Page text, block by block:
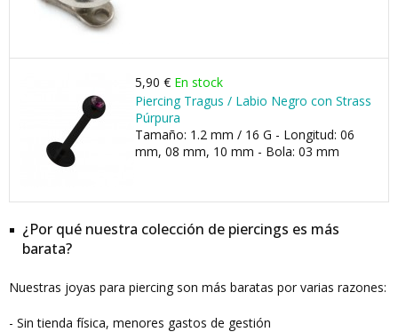
5,90 € En stock
Piercing Tragus / Labio Negro con Strass
Púrpura
Tamaño: 1.2 mm / 16 G - Longitud: 06
mm, 08 mm, 10 mm - Bola: 03 mm
¿Por qué nuestra colección de piercings es más
barata?
Nuestras joyas para piercing son más baratas por varias razones:
- Sin tienda física, menores gastos de gestión